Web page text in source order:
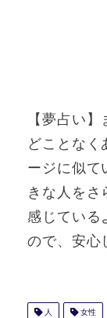
【夢占い
どことなく
ージに似て
きな人をさ
感じている
ので、安心
人 女性